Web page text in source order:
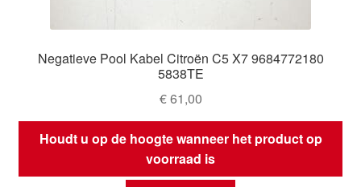
Negatieve Pool Kabel Citroën C5 X7 9684772180
5838TE
€61,00
Houdt u op de hoogte wanneer het product op
voorraad is